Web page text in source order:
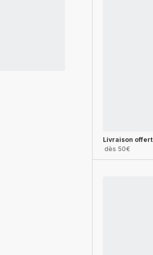
Livraison
dès 50€